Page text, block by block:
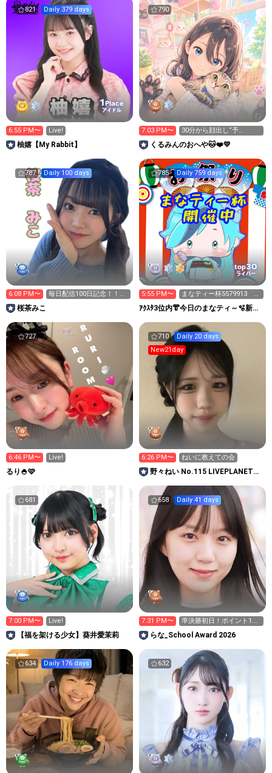
821 Daily 379 days
1 Place
アイドル
6:55 PM〜 Live!
柚嬉【My Rabbit】
790
7:03 PM〜
30分から顔出し“予
定”！！
くるみんのおへや🐱❤️💛
787 Daily 100 days
6:08 PM〜
毎日配信100日記念！！あ
桜茶みこ
785 Daily 759 days
top30
ライバー
5:55 PM〜
まなティー杯5579913 三
麻東風 参加自由
ｱｸｽﾀ3位内👘今日のまなティ～🫧新ア
727
6:46 PM〜 Live!
るり🍚🩷
710
Daily 20 days
New21day
6:26 PM〜 ねいに教えての会
野々ねい No.115 LIVEPLANET新
681
7:00 PM〜 Live!
【福を架ける少女】葵井愛茉莉
658 Daily 41 days
7:31 PM〜
準決勝初日！ポイント1.2
倍デー！✨️
らな_School Award 2026
634 Daily 176 days 632